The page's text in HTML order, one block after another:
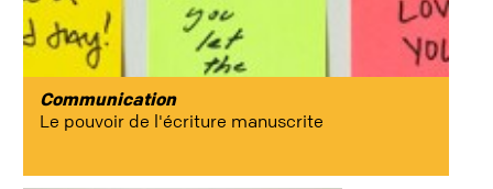
Communication
Le pouvoir de l'écriture manuscrite